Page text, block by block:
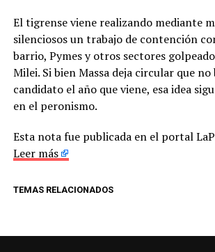
El tigrense viene realizando mediante
silenciosos un trabajo de contención
barrio, Pymes y otros sectores
Milei.Si bien Massa deja circular que no
candidato el año que viene, esa idea
en el peronismo.
Esta nota fue publicada en el portal
Leer más
TEMAS RELACIONADOS